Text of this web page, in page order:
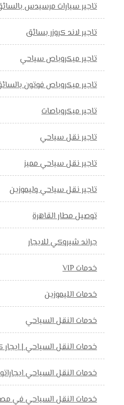
تاجير سيارات مرسيدس
تاجير لاند كروزر بسائق
تاجير ميكروباص سياحي
تاجير ميكروباص فوتون
تاجير ميكروباصات
تاجير نقل سياحي
تاجير نقل سياحي مميز
تاجير نقل سياحي وليموزين
توصيل مطار القاهرة
جراند شيروكي للايجار
خدمات VIP
خدمات الليموزين
خدمات النقل السياحي
خدمات النقل السياحي |
خدمات النقل السياحي
خدمات النقل السياحي في